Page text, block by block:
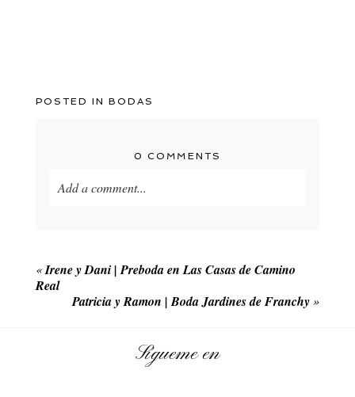
POSTED INBODAS
0 COMMENTS
Add a comment...
«Irene y Dani | Preboda en Las Casas de Camino
Real
Patricia y Ramon | Boda Jardines de Franchy »
Sígueme en